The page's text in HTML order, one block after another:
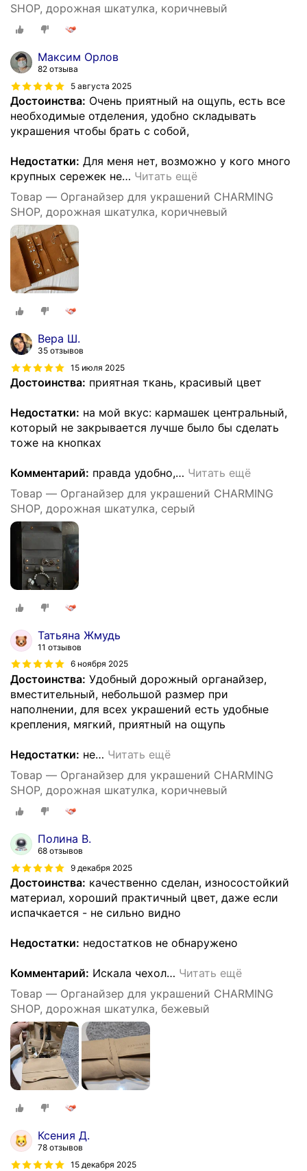
SHOP, дорожная шкатулка, коричневый
Максим Орлов
82 отзыва
5 августа 2025
Достоинства: Очень приятный на ощупь, есть все
необходимые отделения, удобно складывать
украшения чтобы брать с собой,
Недостатки: Для меня нет, возможно у кого много
крупных сережек не… Читать ещё
Товар — Органайзер для украшений CHARMING
SHOP, дорожная шкатулка, коричневый
Вера Ш.
35 отзывов
15 июля 2025
Достоинства: приятная ткань, красивый цвет
Недостатки: на мой вкус: кармашек центральный,
который не закрывается лучше было бы сделать
тоже на кнопках
Комментарий: правда удобно,… Читать ещё
Товар — Органайзер для украшений CHARMING
SHOP, дорожная шкатулка, серый
Татьяна Жмудь
11 отзывов
6 ноября 2025
Достоинства: Удобный дорожный органайзер,
вместительный, небольшой размер при
наполнении, для всех украшений есть удобные
крепления, мягкий, приятный на ощупь
Недостатки: не… Читать ещё
Товар — Органайзер для украшений CHARMING
SHOP, дорожная шкатулка, коричневый
Полина В.
68 отзывов
9 декабря 2025
Достоинства: качественно сделан, износостойкий
материал, хороший практичный цвет, даже если
испачкается - не сильно видно
Недостатки: недостатков не обнаружено
Комментарий: Искала чехол… Читать ещё
Товар — Органайзер для украшений CHARMING
SHOP, дорожная шкатулка, бежевый
Ксения Д.
78 отзывов
15 декабря 2025